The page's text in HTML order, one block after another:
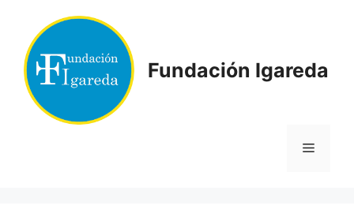
contenido
Fundación Igareda
Menú